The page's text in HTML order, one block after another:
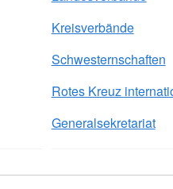
Kreisverbände
Schwesternschaften
Rotes Kreuz
Generalsekretariat